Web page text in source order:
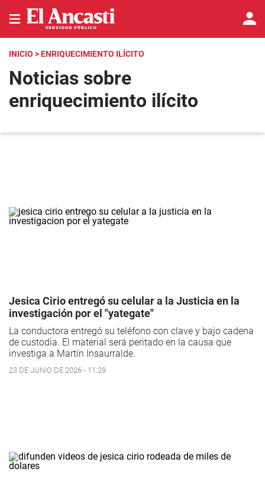
INICIO > ENRIQUECIMIENTO ILÍCITO
Noticias sobre
enriquecimiento ilícito
Jesica Cirio entregó su celular a la Justicia en la
investigación por el "yategate"
La conductora entregó su teléfono con clave y bajo cadena
de custodia. El material será peritado en la causa que
investiga a Martín Insaurralde.
23 DE JUNIO DE 2026 - 11:29